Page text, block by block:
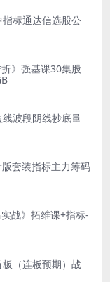
标通达信选股公
》强基课30集股
波段阴线抄底量
套装指标主力筹码
战》拓维课+指标-
（连板预期）战